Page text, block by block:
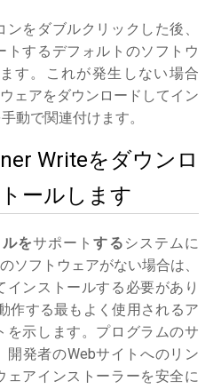
をダブルクリックした後、
トするデフォルトのソフトウ
す。これが発生しない場合
ェアをダウンロードしてイン
動で関連付けます。
Writeをダウンロ
ールします
をサポートする システムに
ソフトウェアがない場合は、
ンストールする必要があり
作する最もよく使用されるア
を示します。プログラムのサ
開発者のWebサイトへのリン
ェアインストーラーを安全に